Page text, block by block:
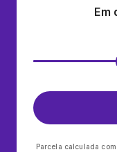
Em
Parcela calculada